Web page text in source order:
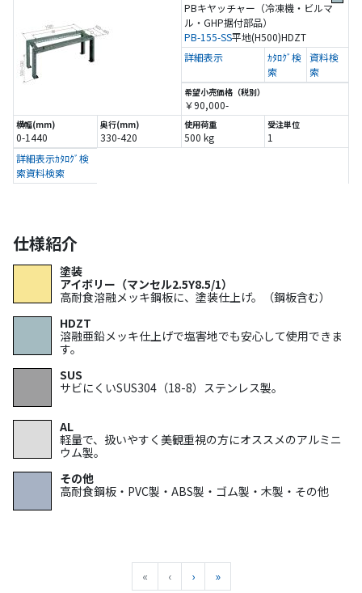
PBキヤッチャー（冷凍機・ビルマ
ル・GHP据付部品）
PB-155-SS平地(H500)HDZT
0-1440 330-420 500 kg 1
￥90,000-
詳細表示
ｶﾀﾛｸﾞ検
索
資料検
索
詳細表示ｶﾀﾛｸﾞ検
索資料検索
仕様紹介
塗装
アイボリー（マンセル2.5Y8.5/1）
高耐食溶融メッキ鋼板に、塗装仕上げ。（鋼板含む）
HDZT
溶融亜鉛メッキ仕上げで塩害地でも安心して使用できま
す。
SUS
サビにくいSUS304（18-8）ステンレス製。
AL
軽量で、扱いやすく美観重視の方にオススメのアルミニ
ウム製。
その他
高耐食鋼板・PVC製・ABS製・ゴム製・木製・その他
« 先頭へ
‹前へ›次へ»最後へ